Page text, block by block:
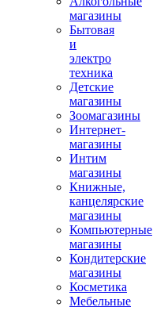
магазины
Бытовая
и
электро
техника
Детские
магазины
Зоомагазины
Интернет-
магазины
Интим
магазины
Книжные,
канцелярские
магазины
Компьютерные
магазины
Кондитерские
магазины
Косметика
Мебельные